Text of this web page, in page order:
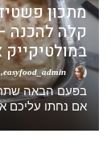
מתכון
קלה להכנה
במולטיקייק
בפעם הבאה
אם נחתו עליכם